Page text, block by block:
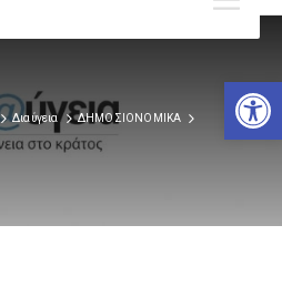
Διαύγεια ΔΗΜΟΣΙΟΝΟΜΙΚΑ